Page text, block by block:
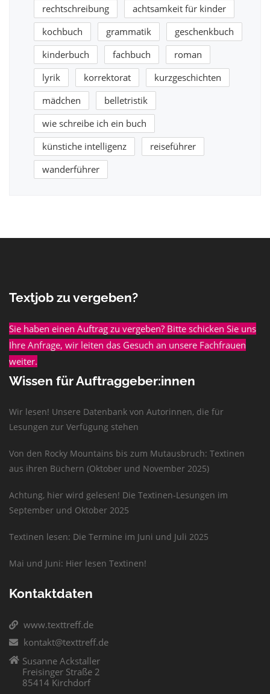
rechtschreibung
achtsamkeit für kinder
kochbuch
grammatik
geschenkbuch
kinderbuch
fachbuch
roman
lyrik
korrektorat
kurzgeschichten
mädchen
belletristik
wie schreibe ich ein buch
künstiche intelligenz
reiseführer
wanderführer
Textjob zu vergeben?
Sie haben einen Auftrag zu vergeben? Bitte schicken Sie uns
Ihre Anfrage, wir leiten das Gesuch an unsere Fachfrauen
weiter.
Wissen für Auftraggeber:innen
Wir lesen! Unsere Datenbank von Autorinnen, die für
Lesungen zur Verfügung stehen
Von den Rocky Mountains bis zum Mutausbruch: Textinen
aus ihren Büchern (Oktober und November 2025)
Achtung, hier wird gelesen! Die Textinen-Lesungen im
September und Oktober 2025
Textinen lesen: Die Termine im Juni und Juli 2025
Mai und Juni: Hier lesen Textinen!
Kontaktdaten
www.texttreff.de
kontakt@texttreff.de
Susanne Ackstaller
Freisinger Straße 2
85414 Kirchdorf